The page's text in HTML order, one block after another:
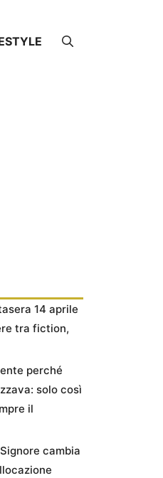
14 aprile
tra fiction,
perché
solo così
il
cambia